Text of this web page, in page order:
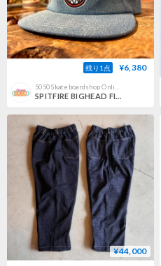
残り1点 ¥6,380
SPITFIRE BIGHEAD FILL DENIM CAP
¥44,000